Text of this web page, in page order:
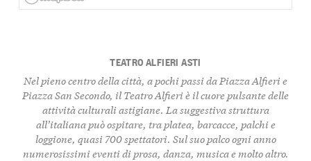
TEATRO ALFIERI ASTI
Nel pieno centro della città, a pochi passi da Piazza Alfieri e
Piazza San Secondo, il Teatro Alfieri è il cuore pulsante delle
attività culturali astigiane. La suggestiva struttura
all’italiana può ospitare, tra platea, barcacce, palchi e
loggione, quasi 700 spettatori. Sul suo palco ogni anno
numerosissimi eventi di prosa, danza, musica e molto altro.